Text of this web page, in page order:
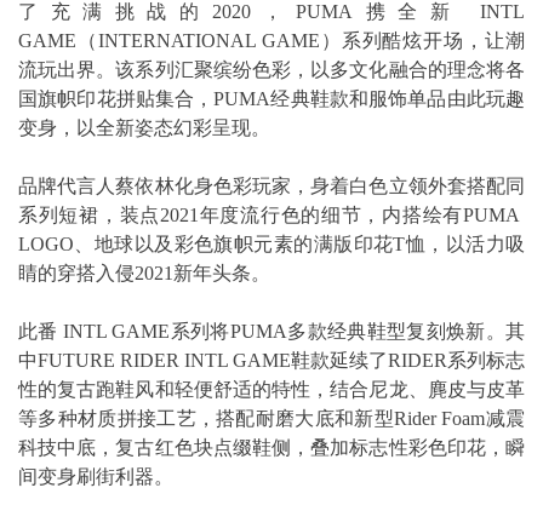
了充满挑战的2020，PUMA携全新 INTL
GAME（INTERNATIONAL GAME）系列酷炫开场，让潮
流玩出界。该系列汇聚缤纷色彩，以多文化融合的理念将各
国旗帜印花拼贴集合，PUMA经典鞋款和服饰单品由此玩趣
变身，以全新姿态幻彩呈现。
品牌代言人蔡依林化身色彩玩家，身着白色立领外套搭配同
系列短裙，装点2021年度流行色的细节，内搭绘有PUMA
LOGO、地球以及彩色旗帜元素的满版印花T恤，以活力吸
睛的穿搭入侵2021新年头条。
此番 INTL GAME系列将PUMA多款经典鞋型复刻焕新。其
中FUTURE RIDER INTL GAME鞋款延续了RIDER系列标志
性的复古跑鞋风和轻便舒适的特性，结合尼龙、麂皮与皮革
等多种材质拼接工艺，搭配耐磨大底和新型Rider Foam减震
科技中底，复古红色块点缀鞋侧，叠加标志性彩色印花，瞬
间变身刷街利器。